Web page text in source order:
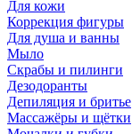
Для кожи
Коррекция фигуры
Для душа и ванны
Мыло
Скрабы и пилинги
Дезодоранты
Депиляция и бритье
Массажёры и щётки